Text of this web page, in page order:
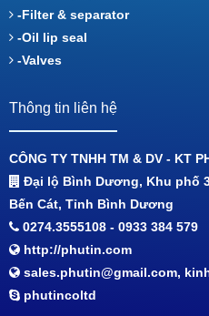
-Filter & separator
-Oil lip seal
-Valves
Thông tin liên hệ
CÔNG TY TNHH TM & DV - KT
Đại lộ Bình Dương, Khu phố
Bến Cát, Tỉnh Bình Dương
0274.3555108 - 0933 384 579
http://phutin.com
sales.phutin@gmail.com,
phutincoltd